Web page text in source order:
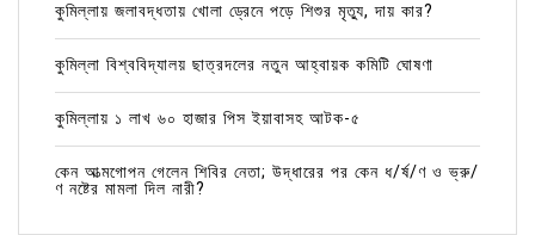
কুমিল্লায় জলাবদ্ধতায় খোলা ড্রেনে পড়ে শিশুর মৃত্যু, দায় কার?
কুমিল্লা বিশ্ববিদ্যালয় ছাত্রদলের নতুন আহ্বায়ক কমিটি ঘোষণা
কুমিল্লায় ১ লাখ ৬০ হাজার পিস ইয়াবাসহ আটক-৫
কেন আত্মগোপন গেলেন শিবির নেতা; উদ্ধারের পর কেন ধ/র্ষ/ণ ও ভ্রু/
ণ নষ্টের মামলা দিল নারী?